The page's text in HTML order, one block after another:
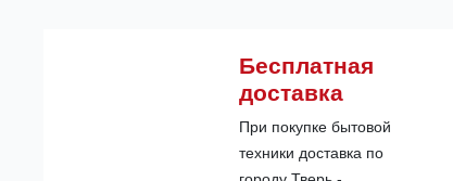
Бесплатная
доставка
При покупке бытовой
техники доставка по